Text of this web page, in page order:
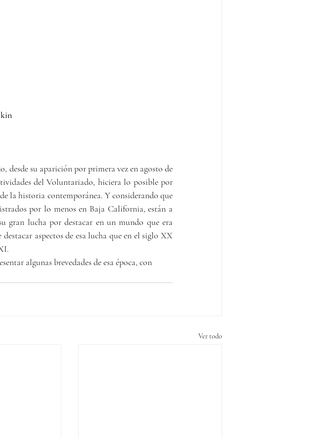
desde su aparición por primera vez en agosto de
del Voluntariado, hiciera lo posible por
la historia contemporánea. Y considerando que
por lo menos en Baja California, están a
gran lucha por destacar en un mundo que era
aspectos de esa lucha que en el siglo XX
algunas brevedades de esa época, con
Ver todo